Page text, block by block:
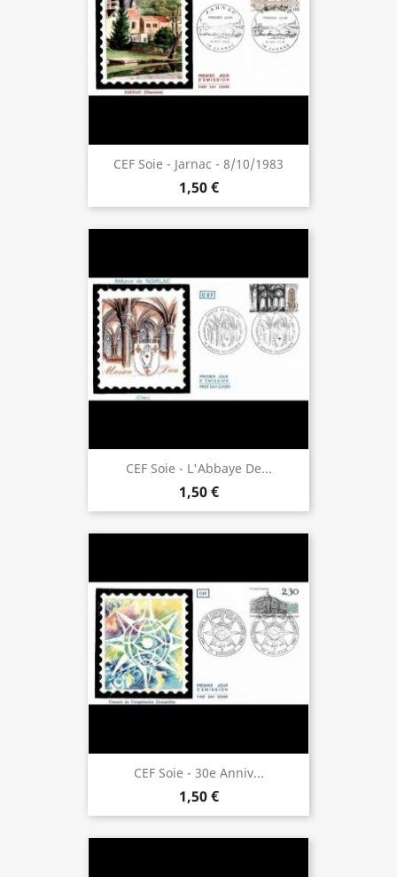
CEF Soie - Jarnac - 8/10/1983
1,50 €
CEF Soie - L'Abbaye De...
1,50 €
CEF Soie - 30e Anniv...
1,50 €